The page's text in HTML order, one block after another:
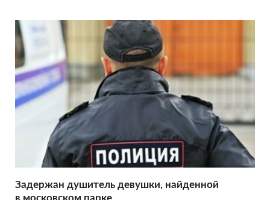
Задержан душитель девушки, найденной